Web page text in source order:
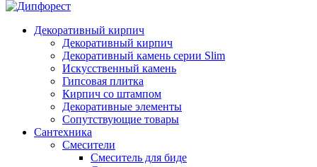
Декоративный кирпич
Декоративный кирпич
Декоративный камень серии Slim
Искусственный камень
Гипсовая плитка
Кирпич со штампом
Декоративные элементы
Сопутствующие товары
Сантехника
Смесители
Смеситель для биде